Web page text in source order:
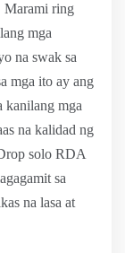
Marami ring
mga
na swak sa
mga ito ay ang
kanilang mga
na kalidad ng
solo RDA
sa
na lasa at